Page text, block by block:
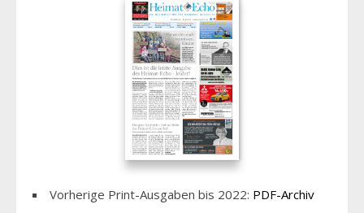
Vorherige Print-Ausgaben bis 2022: PDF-Archiv